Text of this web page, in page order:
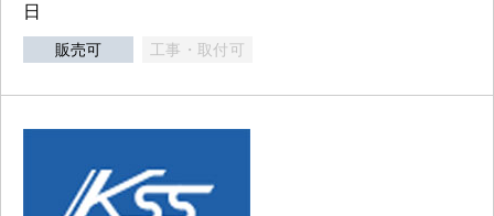
日
販売可 工事・取付可